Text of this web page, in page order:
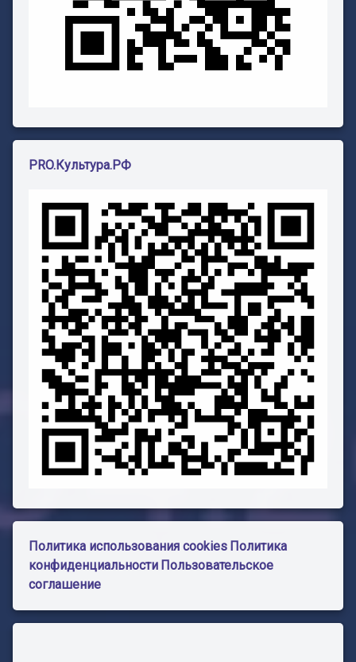
PRO.Культура.РФ
Политика использования cookies Политика
конфиденциальности Пользовательское
соглашение